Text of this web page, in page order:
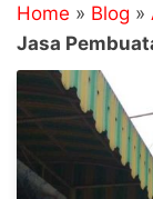
Home » Blog »
Jasa